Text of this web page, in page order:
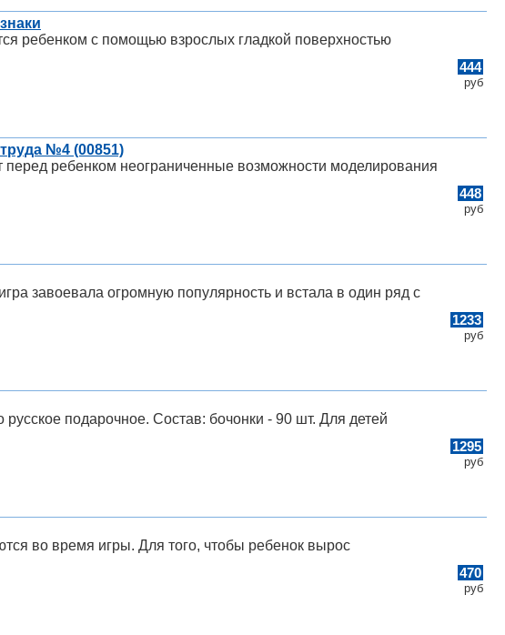
ребенком с помощью взрослых гладкой поверхностью
444
руб
№4 (00851)
перед ребенком неограниченные возможности моделирования
448
руб
завоевала огромную популярность и встала в один ряд с
1233
руб
подарочное. Состав: бочонки - 90 шт. Для детей
1295
руб
во время игры. Для того, чтобы ребенок вырос
470
руб